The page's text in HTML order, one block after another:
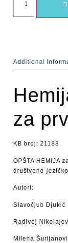
Additional
za
KB broj: 21188
OPŠTA HEMIJA
društveno-
Autori:
Slavočjub Djukić
Radivoj
Milena